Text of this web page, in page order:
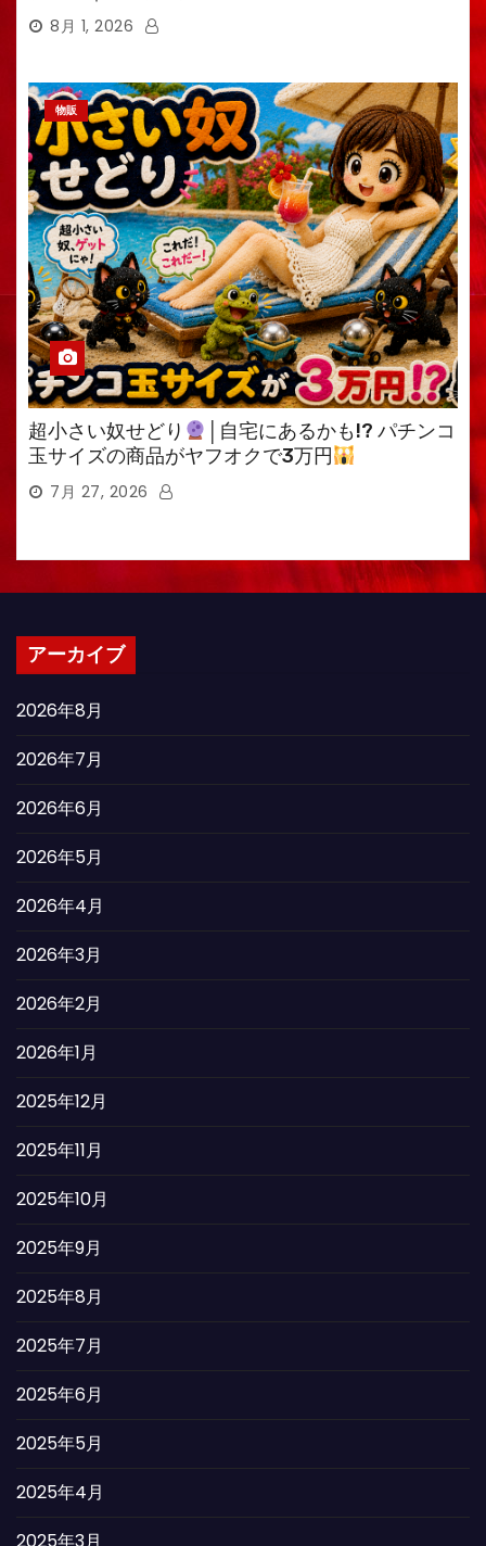
8月 1, 2026
物販
超小さい奴せどり
│自宅にあるかも!? パチンコ
玉サイズの商品がヤフオクで3万円
7月 27, 2026
アーカイブ
2026年8月
2026年7月
2026年6月
2026年5月
2026年4月
2026年3月
2026年2月
2026年1月
2025年12月
2025年11月
2025年10月
2025年9月
2025年8月
2025年7月
2025年6月
2025年5月
2025年4月